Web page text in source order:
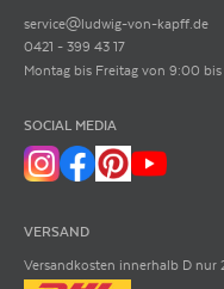
service@ludwig-von-kapff.de
0421 - 399 43 17
Montag bis Freitag von 9:00
SOCIAL MEDIA
VERSAND
Versandkosten innerhalb D nur